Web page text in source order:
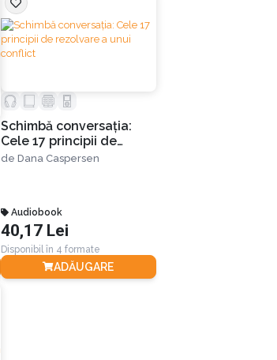
Schimbă conversația:
Cele 17 principii de
rezolvare a unui conflict
de Dana Caspersen
Audiobook
40,17 Lei
Disponibil în 4 formate
ADĂUGARE